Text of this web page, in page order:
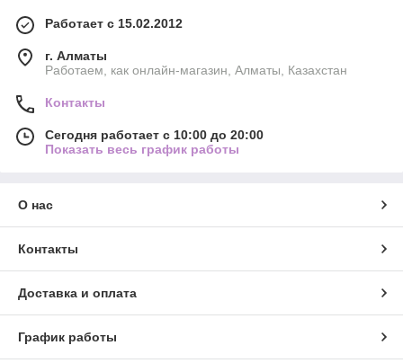
Работает с 15.02.2012
г. Алматы
Работаем, как онлайн-магазин, Алматы, Казахстан
Контакты
Сегодня работает с 10:00 до 20:00
Показать весь график работы
О нас
Контакты
Доставка и оплата
График работы